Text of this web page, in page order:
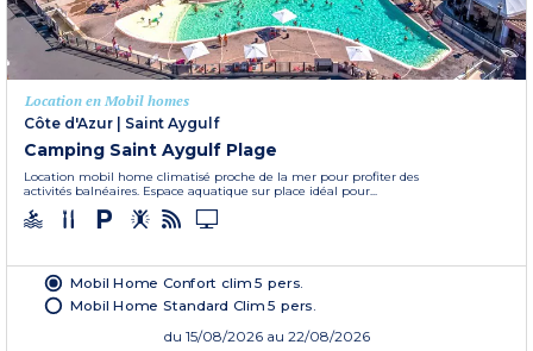
Location en Mobil homes
Côte d'Azur | Saint Aygulf
Camping Saint Aygulf Plage
Location mobil home climatisé proche de la mer pour profiter des
activités balnéaires. Espace aquatique sur place idéal pour...
Mobil Home Confort clim 5 pers.
Mobil Home Standard Clim 5 pers.
du 15/08/2026 au 22/08/2026